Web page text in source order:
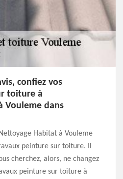
confiez vos
toiture à
Vouleme dans
Habitat à Vouleme
peinture sur toiture. Il
cherchez, alors, ne changez
peinture sur toiture à